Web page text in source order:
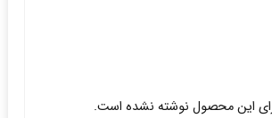
این محصول نوشته نشده است.